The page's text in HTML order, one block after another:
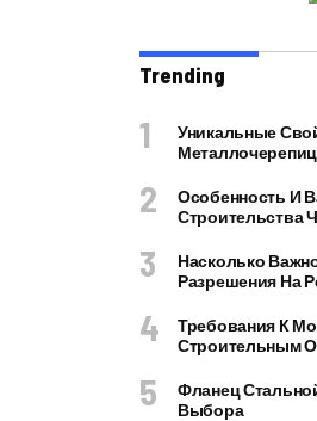
Trending
Уникальные
Особенность И
Строительства
Насколько
Разрешения На
Требования К
Строительным
Фланец
Выбора